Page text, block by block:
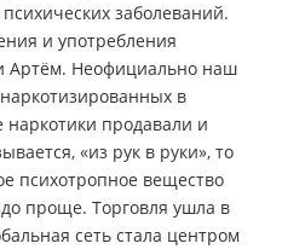
заболеваний.
и употребления
Артём. Неофициально наш
в
продавали и
«из рук в руки», то
психотропное вещество
проще. Торговля ушла в
сеть стала центром